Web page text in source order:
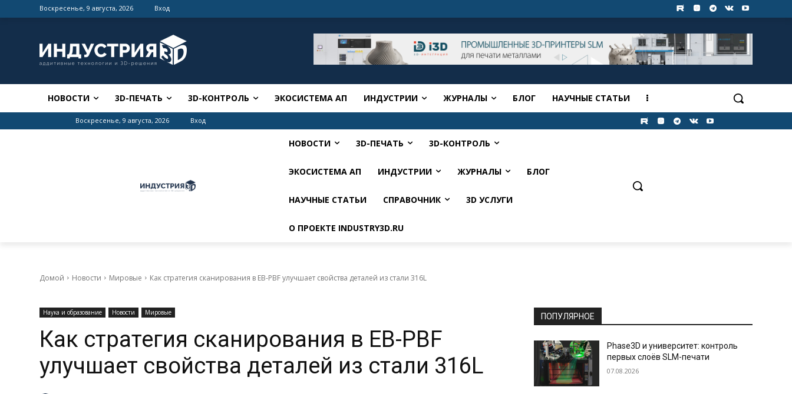
Воскресенье, 9 августа, 2026 Вход
НОВОСТИ 3D-ПЕЧАТЬ 3D-КОНТРОЛЬ ЭКОСИСТЕМА АП ИНДУСТРИИ ЖУРНАЛЫ БЛОГ НАУЧНЫЕ СТАТЬИ
Воскресенье, 9 августа, 2026 Вход
НОВОСТИ 3D-ПЕЧАТЬ 3D-КОНТРОЛЬ
ЭКОСИСТЕМА АП ИНДУСТРИИ ЖУРНАЛЫ БЛОГ
НАУЧНЫЕ СТАТЬИ СПРАВОЧНИК 3D УСЛУГИ
О ПРОЕКТЕ INDUSTRY3D.RU
Домой Новости Мировые Как стратегия сканирования в EB-PBF улучшает свойства деталей из стали 316L
Наука и образование Новости Мировые
Как стратегия сканирования в EB-PBF
улучшает свойства деталей из стали 316L
ПОПУЛЯРНОЕ
Phase3D и университет: контроль
первых слоёв SLM-печати
07.08.2026